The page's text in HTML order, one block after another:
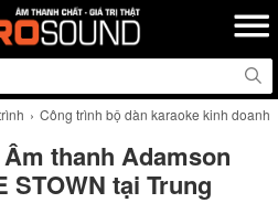
Công trình bộ dàn karaoke kinh doanh
thanh Adamson
STOWN tại Trung